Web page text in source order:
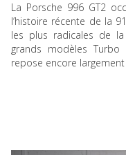
La Porsche 996 GT2
l’histoire récente de la
les plus radicales de
grands modèles
repose encore